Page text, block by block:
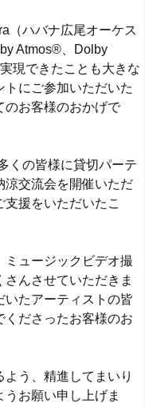
（ハバナ広尾オーケス
Atmos®、Dolby
現できたことも大きな
トにご参加いただいた
のお客様のおかげで
くの皆様に貸切パーテ
涼交流会を開催いただ
援をいただいたこ
ミュージックビデオ撮
んさせていただきま
いたアーティストの皆
ださったお客様のお
う、精進してまいり
お願い申し上げま